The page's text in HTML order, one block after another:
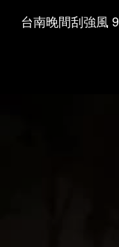
台南晚間刮強風